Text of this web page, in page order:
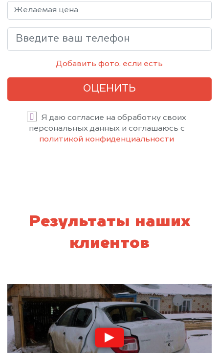
Добавить фото, если есть
ОЦЕНИТЬ
Я даю согласие на обработку своих
персональных данных и соглашаюсь с
политикой конфиденциальности
Результаты наших
клиентов